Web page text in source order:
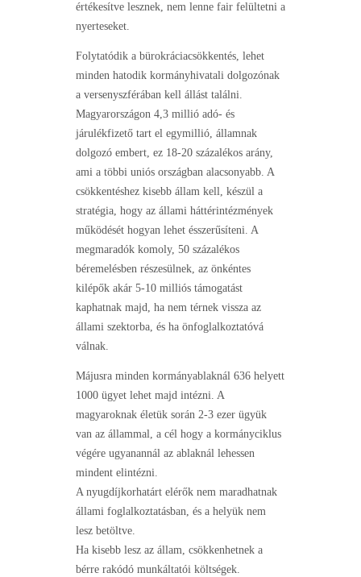
értékesítve lesznek, nem lenne fair felültetni a
nyerteseket.
Folytatódik a bürokráciacsökkentés, lehet
minden hatodik kormányhivatali dolgozónak
a versenyszférában kell állást találni.
Magyarországon 4,3 millió adó- és
járulékfizető tart el egymillió, államnak
dolgozó embert, ez 18-20 százalékos arány,
ami a többi uniós országban alacsonyabb. A
csökkentéshez kisebb állam kell, készül a
stratégia, hogy az állami háttérintézmények
működését hogyan lehet ésszerűsíteni. A
megmaradók komoly, 50 százalékos
béremelésben részesülnek, az önkéntes
kilépők akár 5-10 milliós támogatást
kaphatnak majd, ha nem térnek vissza az
állami szektorba, és ha önfoglalkoztatóvá
válnak.
Májusra minden kormányablaknál 636 helyett
1000 ügyet lehet majd intézni. A
magyaroknak életük során 2-3 ezer ügyük
van az állammal, a cél hogy a kormányciklus
végére ugyanannál az ablaknál lehessen
mindent elintézni.
A nyugdíjkorhatárt elérők nem maradhatnak
állami foglalkoztatásban, és a helyük nem
lesz betöltve.
Ha kisebb lesz az állam, csökkenhetnek a
bérre rakódó munkáltatói költségek.